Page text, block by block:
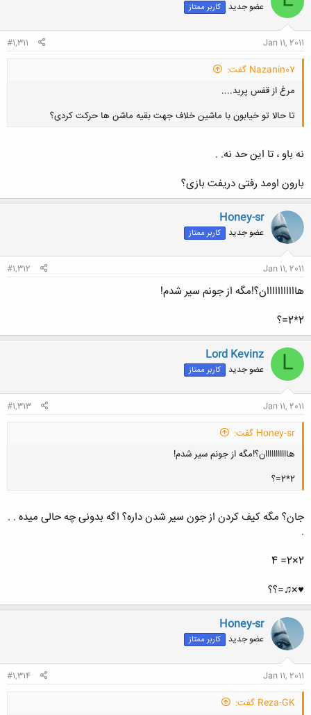
عضو جدید کاربر ممتاز
Jan 11, 2011
#1,311
Nazanin07 گفت:
مرغ از قفس پرید....
تا حالا تو خیابون با ماشین خلاف جهت بقیه ماشن ها حرکت کردی؟
کلیک کنید تا باز شود...
نه باو ، تا این حد نه. .
بارون اومد رفتی دریفت بازی؟
Honey-sr
عضو جدید کاربر ممتاز
Jan 11, 2011
#1,312
هااااااااااان؟!مگه از جونم سیر شدم!
2*2=؟
L
Lord Kevinz
عضو جدید کاربر ممتاز
Jan 11, 2011
#1,313
Honey-sr گفت:
هااااااااااان؟!مگه از جونم سیر شدم!
2*2=؟
جان؟ مگه کیف کردن از جون سیر شدن داره؟ اگه بدونی چه حالی میده . .
.
2×2= 4
♥×♫=؟؟
Honey-sr
عضو جدید کاربر ممتاز
Jan 11, 2011
#1,314
Reza-GK گفت: